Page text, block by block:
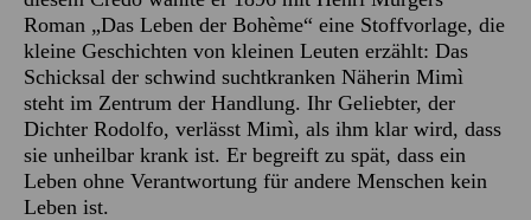
Roman „Das Leben der Bohème“ eine Stoffvorlage, die
kleine Geschichten von kleinen Leuten erzählt: Das
Schicksal der schwind suchtkranken Näherin Mimì
steht im Zentrum der Handlung. Ihr Geliebter, der
Dichter Rodolfo, verlässt Mimì, als ihm klar wird, dass
sie unheilbar krank ist. Er begreift zu spät, dass ein
Leben ohne Verantwortung für andere Menschen kein
Leben ist.